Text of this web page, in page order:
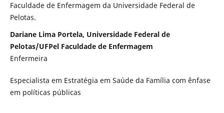
Faculdade de Enfermagem da Universidade Federal de
Pelotas.
Dariane Lima Portela, Universidade Federal de
Pelotas/UFPel Faculdade de Enfermagem
Enfermeira
Especialista em Estratégia em Saúde da Família com ênfase
em políticas públicas